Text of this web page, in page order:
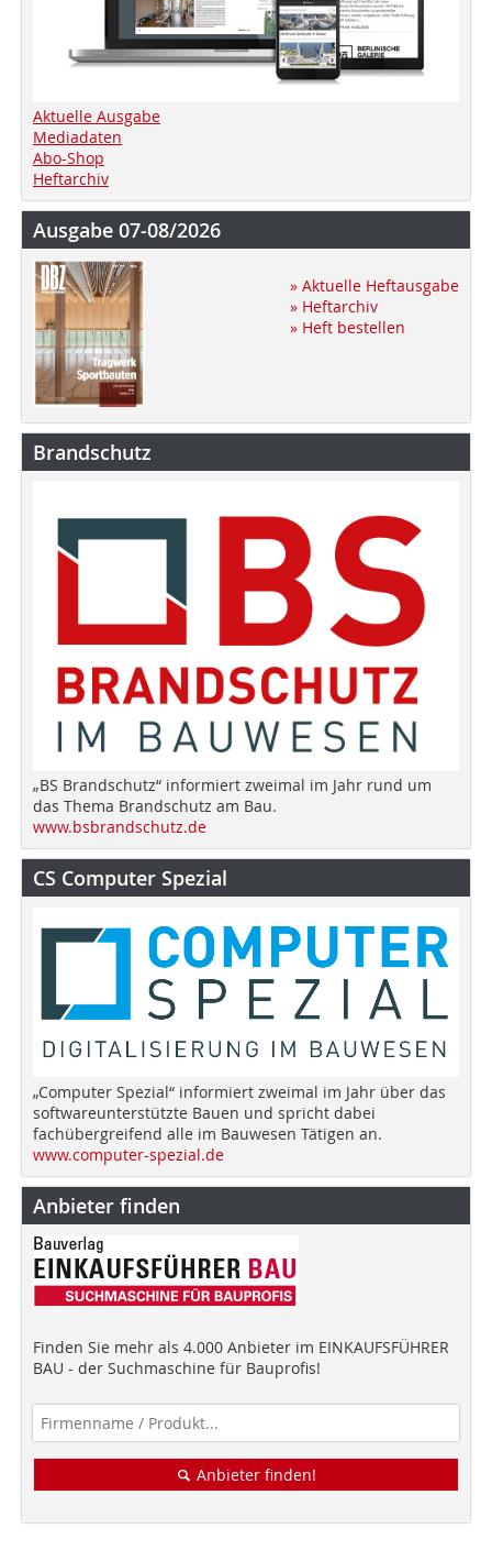
Aktuelle Ausgabe
Mediadaten
Abo-Shop
Heftarchiv
Ausgabe 07-08/2026
» Aktuelle Heftausgabe
» Heftarchiv
» Heft bestellen
Brandschutz
„BS Brandschutz“ informiert zweimal im Jahr rund um
das Thema Brandschutz am Bau.
www.bsbrandschutz.de
CS Computer Spezial
„Computer Spezial“ informiert zweimal im Jahr über das
softwareunterstützte Bauen und spricht dabei
fachübergreifend alle im Bauwesen Tätigen an.
www.computer-spezial.de
Anbieter finden
Finden Sie mehr als 4.000 Anbieter im EINKAUFSFÜHRER
BAU - der Suchmaschine für Bauprofis!
Anbieter finden!